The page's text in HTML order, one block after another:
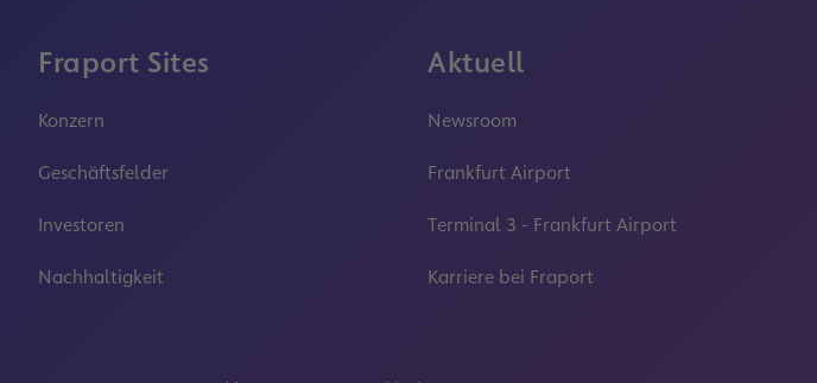
Fraport Sites
Konzern
Geschäftsfelder
Investoren
Nachhaltigkeit
Aktuell
Newsroom
Frankfurt Airport
Terminal 3 - Frankfurt Airport
Karriere bei Fraport